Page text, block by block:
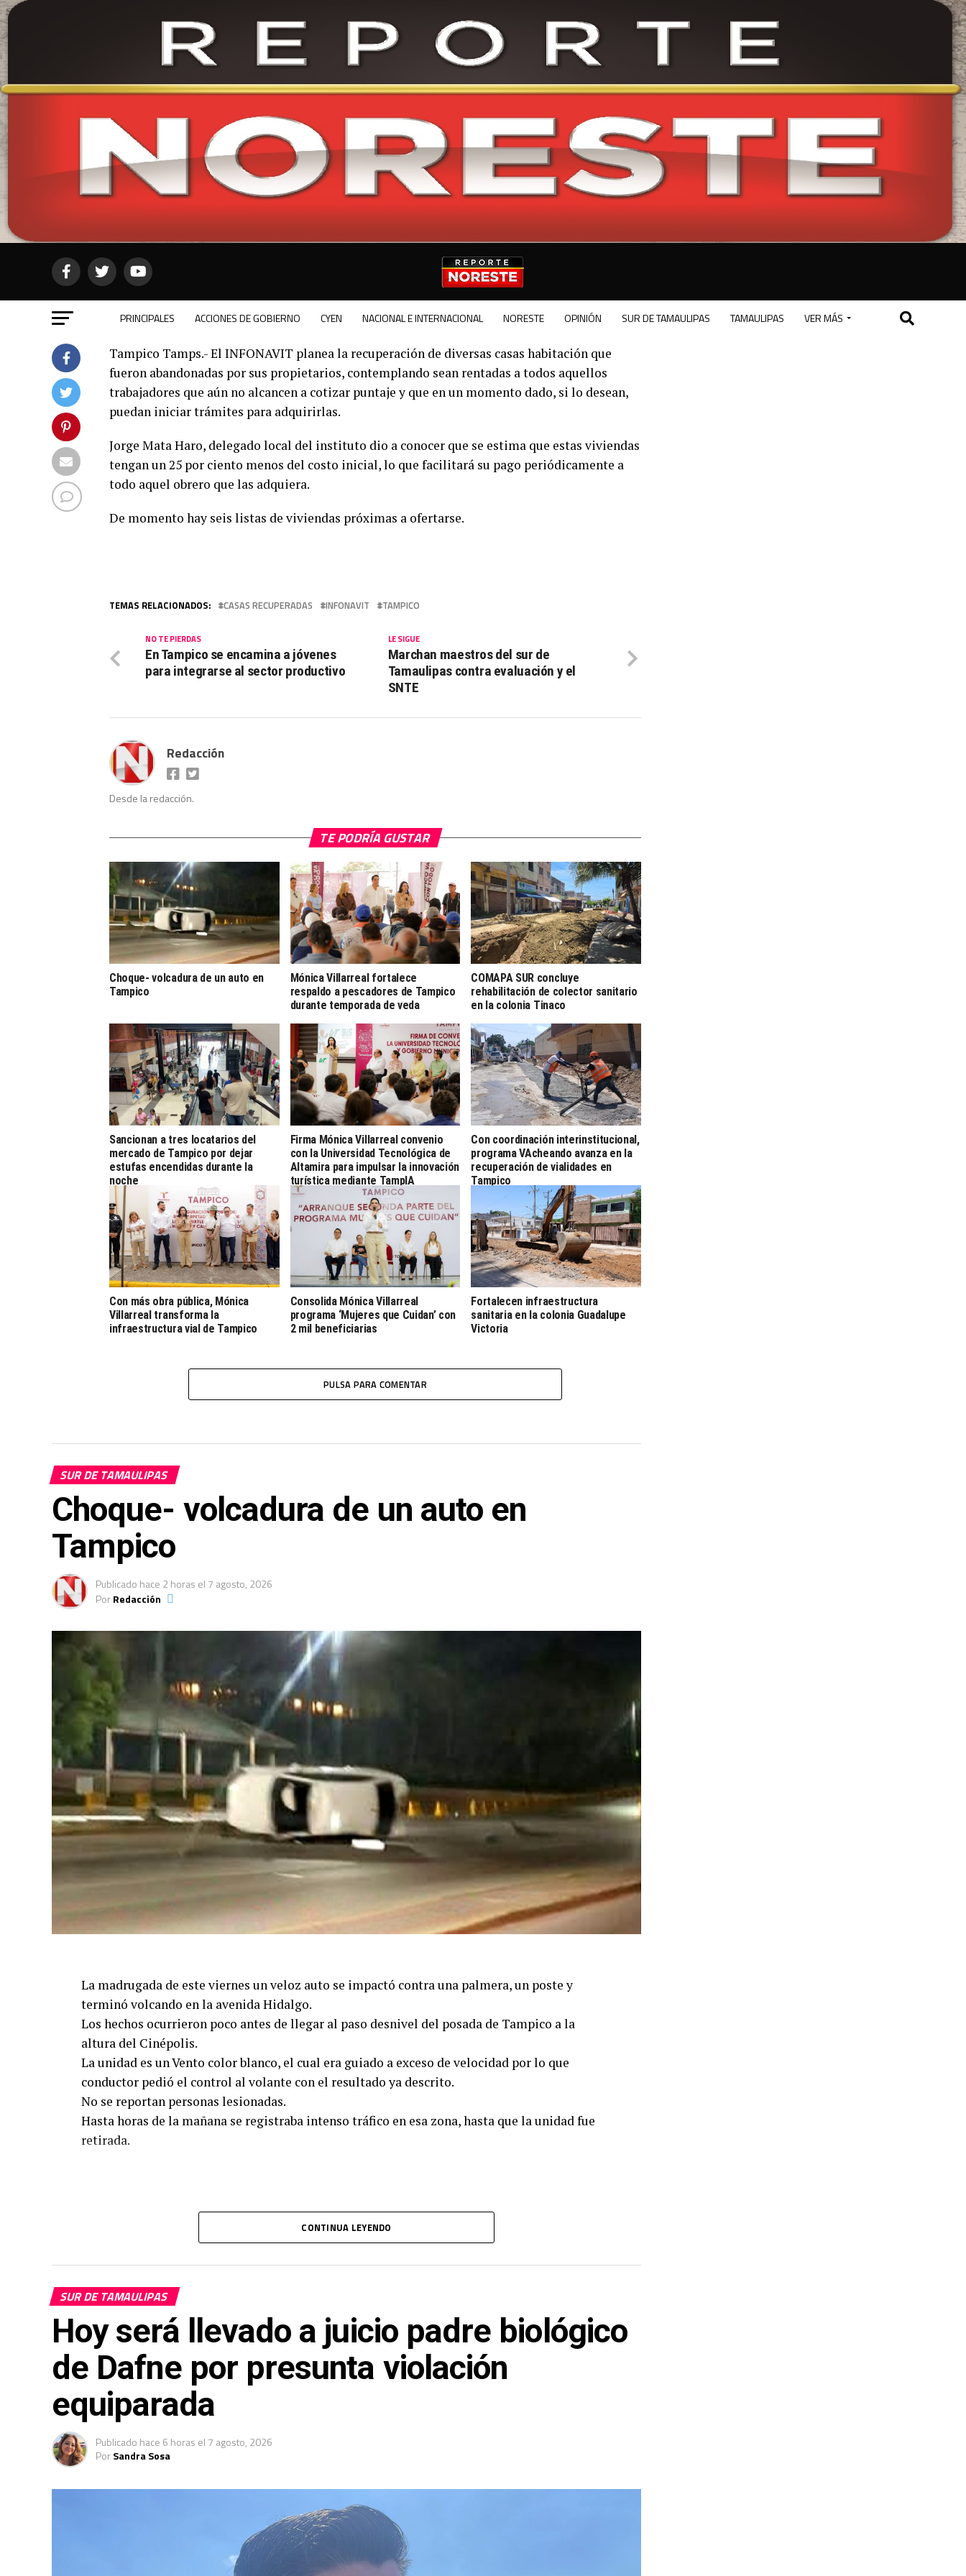
PRINCIPALES ACCIONES DE GOBIERNO CYEN NACIONAL E INTERNACIONAL NORESTE OPINIÓN SUR DE TAMAULIPAS TAMAULIPAS VER MÁS
Tampico Tamps.- El INFONAVIT planea la recuperación de diversas casas habitación que
fueron abandonadas por sus propietarios, contemplando sean rentadas a todos aquellos
trabajadores que aún no alcancen a cotizar puntaje y que en un momento dado, si lo desean,
puedan iniciar trámites para adquirirlas.
Jorge Mata Haro, delegado local del instituto dio a conocer que se estima que estas viviendas
tengan un 25 por ciento menos del costo inicial, lo que facilitará su pago periódicamente a
todo aquel obrero que las adquiera.
De momento hay seis listas de viviendas próximas a ofertarse.
TEMAS RELACIONADOS: CASAS RECUPERADAS INFONAVIT TAMPICO
LE SIGUE
Marchan maestros del sur de
Tamaulipas contra evaluación y el
SNTE
NO TE PIERDAS
En Tampico se encamina a jóvenes
para integrarse al sector productivo
Redacción
Desde la redacción.
TE PODRÍA GUSTAR
Choque- volcadura de un auto en
Tampico
Mónica Villarreal fortalece
respaldo a pescadores de Tampico
durante temporada de veda
COMAPA SUR concluye
rehabilitación de colector sanitario
en la colonia Tinaco
Sancionan a tres locatarios del
mercado de Tampico por dejar
estufas encendidas durante la
noche
Firma Mónica Villarreal convenio
con la Universidad Tecnológica de
Altamira para impulsar la innovación
turística mediante TampIA
Con coordinación interinstitucional,
programa VAcheando avanza en la
recuperación de vialidades en
Tampico
Con más obra pública, Mónica
Villarreal transforma la
infraestructura vial de Tampico
Consolida Mónica Villarreal
programa ‘Mujeres que Cuidan’ con
2 mil beneficiarias
Fortalecen infraestructura
sanitaria en la colonia Guadalupe
Victoria
PULSA PARA COMENTAR
SUR DE TAMAULIPAS
Choque- volcadura de un auto en
Tampico
Publicado hace 2 horas el 7 agosto, 2026
PorRedacción
La madrugada de este viernes un veloz auto se impactó contra una palmera, un poste y
terminó volcando en la avenida Hidalgo.
Los hechos ocurrieron poco antes de llegar al paso desnivel del posada de Tampico a la
altura del Cinépolis.
La unidad es un Vento color blanco, el cual era guiado a exceso de velocidad por lo que
conductor pedió el control al volante con el resultado ya descrito.
No se reportan personas lesionadas.
Hasta horas de la mañana se registraba intenso tráfico en esa zona, hasta que la unidad fue
retirada.
CONTINUA LEYENDO
SUR DE TAMAULIPAS
Hoy será llevado a juicio padre biológico
de Dafne por presunta violación
equiparada
Publicado hace 6 horas el 7 agosto, 2026
PorSandra Sosa